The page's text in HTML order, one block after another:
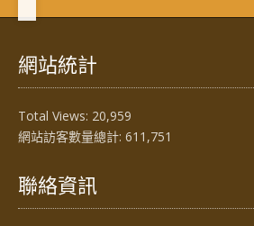
網站統計
Total Views: 20,959
網站訪客數量總計: 611,751
聯絡資訊